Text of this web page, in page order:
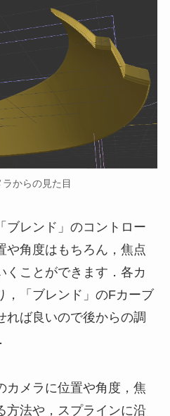
からの見た目
ブレンド」のコントロー
や角度はもちろん，焦点
くことができます．各カ
，「ブレンド」のFカーブ
れば良いので後からの調
カメラに位置や角度，焦
方法や，スプラインに沿